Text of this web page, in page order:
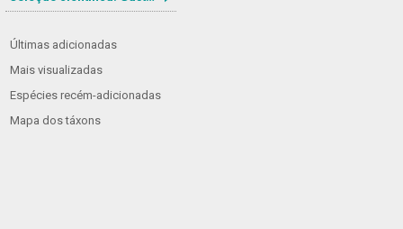
Últimas adicionadas
Mais visualizadas
Espécies recém-adicionadas
Mapa dos táxons